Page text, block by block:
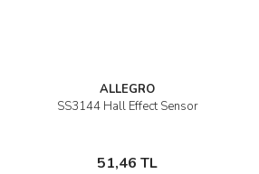
ALLEGRO
SS3144 Hall Effect Sensor
51,46 TL
İncele
Sepete Ekle